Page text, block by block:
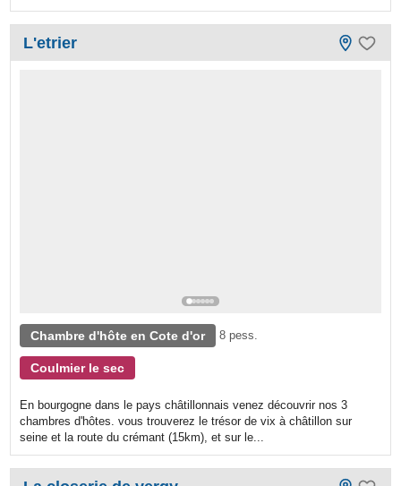
L'etrier
Chambre d'hôte en Cote d'or 8 pess.
Coulmier le sec
En bourgogne dans le pays châtillonnais venez découvrir nos 3
chambres d'hôtes. vous trouverez le trésor de vix à châtillon sur
seine et la route du crémant (15km), et sur le...